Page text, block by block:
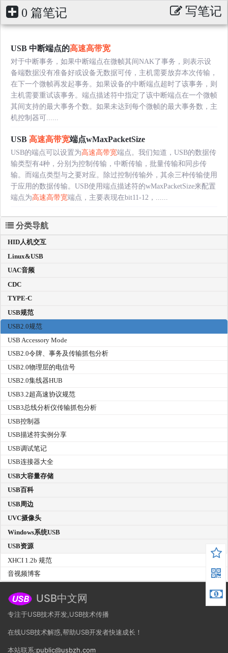
0 篇笔记 写笔记
USB 中断端点的高速高带宽
对于中断事务，如果中断端点在微帧其间NAK了事务，则表示设
备端数据没有准备好或设备无数据可传，主机需要放弃本次传输，
在下一个微帧再发起事务。如果设备的中断端点超时了该事务，则
主机需要重试该事务。端点描述符中指定了该中断端点在一个微帧
其间支持的最大事务个数。如果未达到每个微帧的最大事务数，主
机控制器可......
USB 高速高带宽端点wMaxPacketSize
USB的端点可以设置为高速高带宽端点。我们知道，USB的数据传
输类型有4种，分别为控制传输，中断传输，批量传输和同步传
输。而端点类型与之要对应。除过控制传输外，其余三种传输使用
于应用的数据传输。USB使用端点描述符的wMaxPacketSize来配置
端点为高速高带宽端点，主要表现在bit11-12，......
分类导航
HID人机交互
Linux&USB
UAC音频
CDC
TYPE-C
USB规范
USB2.0规范
USB Accessory Mode
USB2.0令牌、事务及传输抓包分析
USB2.0物理层的电信号
USB2.0集线器HUB
USB3.2超高速协议规范
USB3总线分析仪传输抓包分析
USB控制器
USB描述符实例分享
USB调试笔记
USB连接器大全
USB大容量存储
USB百科
USB周边
UVC摄像头
Windows系统USB
USB资源
XHCI 1.2b 规范
音视频博客
USB中文网
专注于USB技术开发,USB技术传播
在线USB技术解惑,帮助USB开发者快速成长！
本站联系:public@usbzh.com